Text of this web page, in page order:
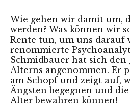
Wie gehen wir damit um,
werden? Was können wir
Rente tun, um uns darauf
renommierte
Schmidbauer hat sich den
Alterns angenommen. Er
am Schopf und zeigt auf,
Ängsten begegnen und
Alter bewahren können!